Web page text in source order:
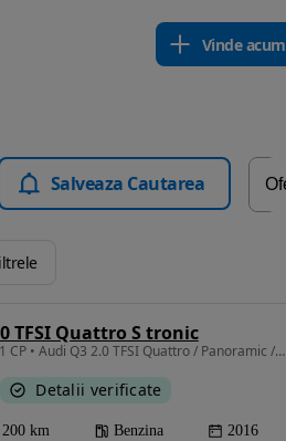
Vinde acum
Salveaza Cautarea
TFSI Quattro S tronic
1984 cm3 • 211 CP • Audi Q3 2.0 TFSI Quattro / Panoramic / Cameră / Încălzire scaune
Detalii verificate
200 km Benzina 2016